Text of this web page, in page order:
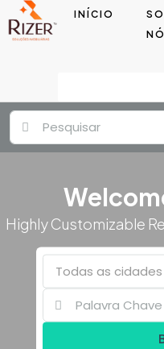
INÍCIO
Highly Customizable
Todas as cidades